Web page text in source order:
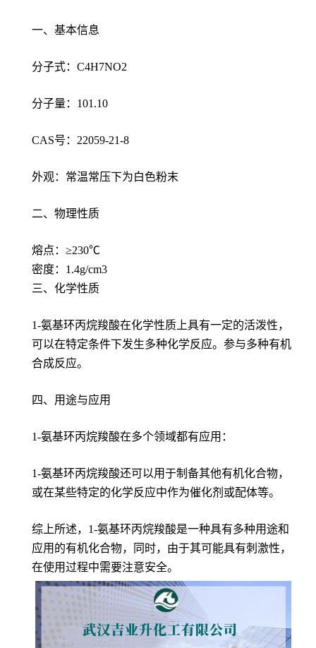
一、基本信息
分子式：C4H7NO2
分子量：101.10
CAS号：22059-21-8
外观：常温常压下为白色粉末
二、物理性质
熔点：≥230℃
密度：1.4g/cm3
三、化学性质
1-氨基环丙烷羧酸在化学性质上具有一定的活泼性，
可以在特定条件下发生多种化学反应。参与多种有机
合成反应。
四、用途与应用
1-氨基环丙烷羧酸在多个领域都有应用：
1-氨基环丙烷羧酸还可以用于制备其他有机化合物，
或在某些特定的化学反应中作为催化剂或配体等。
综上所述，1-氨基环丙烷羧酸是一种具有多种用途和
应用的有机化合物，同时，由于其可能具有刺激性，
在使用过程中需要注意安全。